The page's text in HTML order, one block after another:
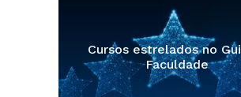
Cursos estrelados no
Faculdade